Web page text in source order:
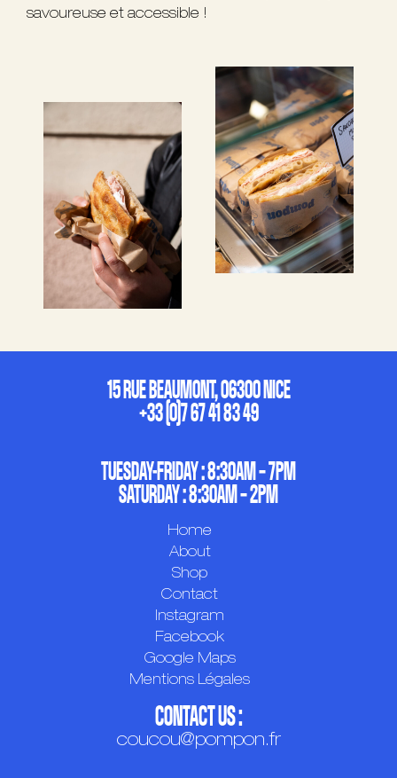
savoureuse et accessible !
15 RUE BEAUMONT, 06300 NICE
+33 (0)7 67 41 83 49
TUESDAY-FRIDAY : 8:30AM – 7PM
SATURDAY : 8:30AM – 2PM
Home
About
Shop
Contact
Instagram
Facebook
Google Maps
Mentions Légales
CONTACT US :
coucou@pompon.fr